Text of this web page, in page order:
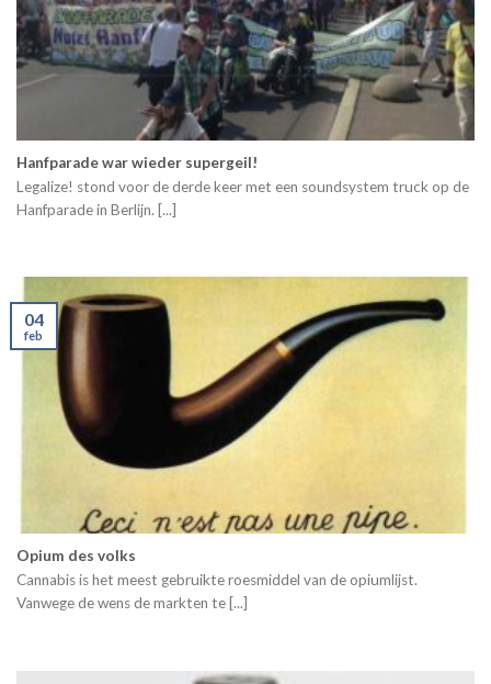
Hanfparade war wieder supergeil!
Legalize! stond voor de derde keer met een soundsystem truck op de
Hanfparade in Berlijn. [...]
Opium des volks
Cannabis is het meest gebruikte roesmiddel van de opiumlijst.
Vanwege de wens de markten te [...]
04
feb